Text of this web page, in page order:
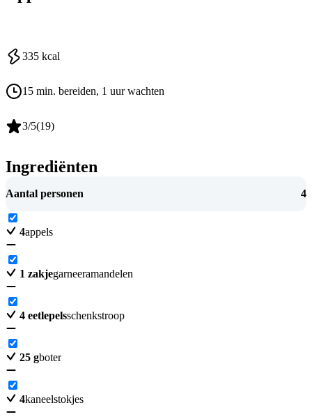
335 kcal
15 min. bereiden, 1 uur wachten
3/5(19)
Ingrediënten
Aantal personen 4
4appels
1 zakjegarneeramandelen
4 eetlepelsschenkstroop
25 gboter
4kaneelstokjes